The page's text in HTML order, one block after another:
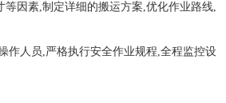
等因素,制定详细的搬运方案,优化作业路线,
作人员,严格执行安全作业规程,全程监控设